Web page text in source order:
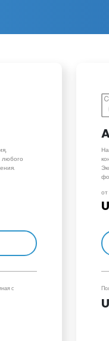
любого
с
от